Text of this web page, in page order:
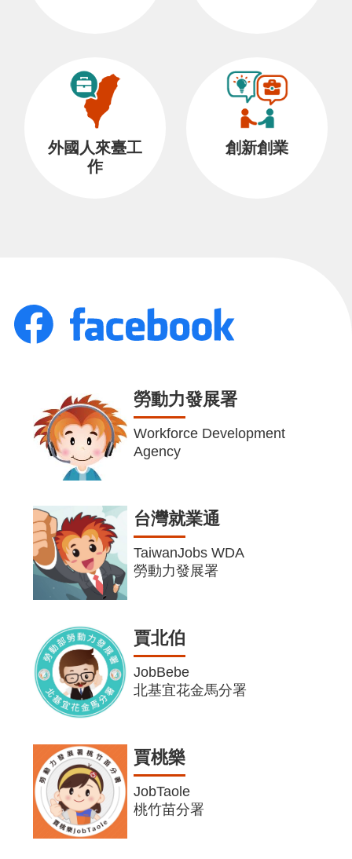
外國人來臺工
作
創新創業
勞動力發展署
Workforce Development
Agency
台灣就業通
TaiwanJobs WDA
勞動力發展署
賈北伯
JobBebe
北基宜花金馬分署
賈桃樂
JobTaole
桃竹苗分署